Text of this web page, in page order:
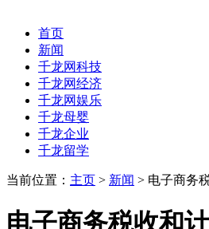
首页
新闻
千龙网科技
千龙网经济
千龙网娱乐
千龙母婴
千龙企业
千龙留学
当前位置： 主页 > 新闻 > 电子商务
电子商务税收和